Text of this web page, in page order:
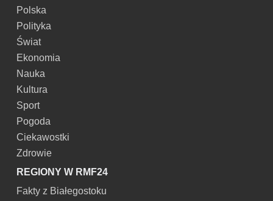
Polska
Polityka
Świat
Ekonomia
Nauka
Kultura
Sport
Pogoda
Ciekawostki
Zdrowie
REGIONY W RMF24
Fakty z Białegostoku